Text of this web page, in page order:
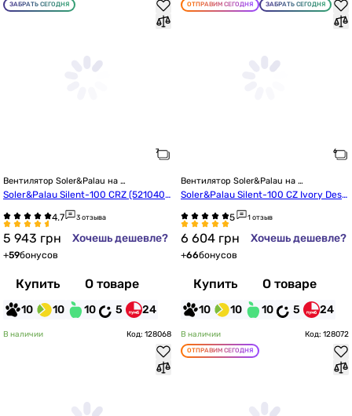
ЗАБРАТЬ СЕГОДНЯ
Вентилятор Soler&Palau на
подшипниках
Soler&Palau Silent-100 CRZ (5210401
3 отзыва
5 943 грн Хочешь дешевле?
+59бонусов
Купить О товаре
10 10 10 5 24
ОТПРАВИМ СЕГОДНЯ ЗАБРАТЬ СЕГОДНЯ
Вентилятор Soler&Palau на
подшипниках
Soler&Palau Silent-100 CZ Ivory Desi
gn-4C (5210622600)
1 отзыв
6 604 грн Хочешь дешевле?
+66бонусов
Купить О товаре
10 10 10 5 24
В наличии Код: 128068 В наличии Код: 128072
ОТПРАВИМ СЕГОДНЯ